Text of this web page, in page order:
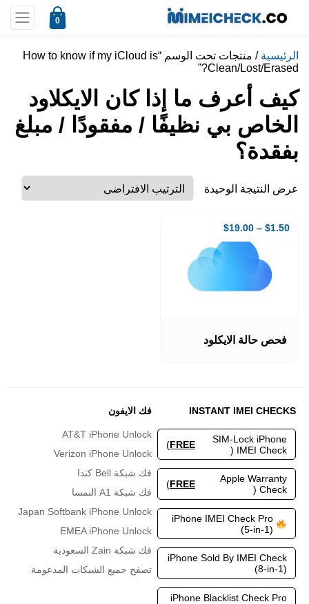
0
الرئيسية
/ منتجات تحت الوسم “How to know if my iCloud is
Clean/Lost/Erased?”
كيف أعرف ما إذا كان الايكلاود
الخاص بي نظيفًا / مفقودًا / مبلغ
بفقدة؟
عرض النتيجة الوحيدة
فحص حالة الايكلود
$1.50
–
$19.00
العديد
يمكن
اختيار
الخيارات
على
صفحة
المنتج
INSTANT IMEI CHECKS
SIM-Lock iPhone
IMEI Check (
FREE
)
Apple Warranty
Check (
FREE
)
iPhone IMEI Check Pro
(5-in-1)
iPhone Sold By IMEI Check
(8-in-1)
iPhone Blacklist Check Pro
فك الايفون
AT&T iPhone Unlock
Verizon iPhone Unlock
فك شبكة Bell كندا
فك شبكة A1 النمسا
Japan Softbank iPhone Unlock
EMEA iPhone Unlock
فك شبكة Zain السعودية
تصفح جميع الشبكات المدعومة